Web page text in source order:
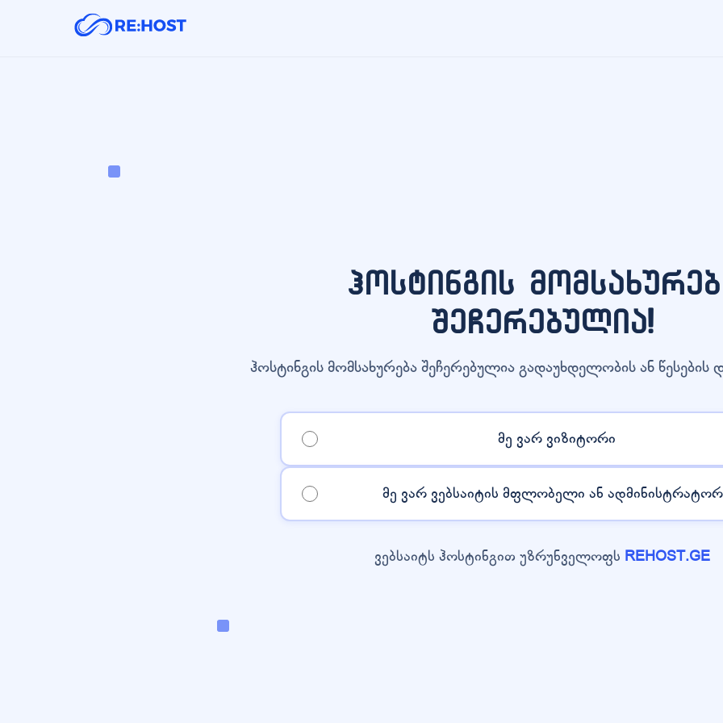
ჰოსტინგის
შეჩერებულია!
ჰოსტინგის მომსახურება შეჩერებულია გადაუხდელობის ან წესების
მე ვარ ვიზიტორი
მე ვარ ვებსაიტის მფლობელი ან
ვებსაიტს ჰოსტინგით უზრუნველოფს REHOST.GE